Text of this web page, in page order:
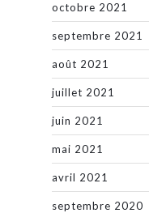
octobre 2021
septembre 2021
août 2021
juillet 2021
juin 2021
mai 2021
avril 2021
septembre 2020